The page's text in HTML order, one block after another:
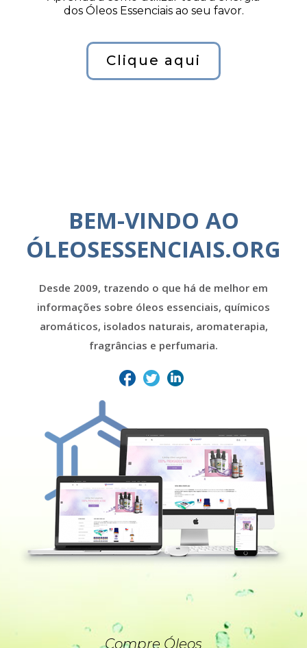
dos Óleos Essenciais ao seu favor.
Clique aqui
BEM-VINDO AO
ÓLEOSESSENCIAIS.ORG
Desde 2009, trazendo o que há de melhor em
informações sobre óleos essenciais, químicos
aromáticos, isolados naturais, aromaterapia,
fragrâncias e perfumaria.
Compre Óleos